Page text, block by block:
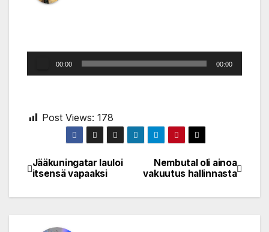
Player
00:00 00:00
Post Views: 178
Post
navigation
Nembutal oli ainoa
vakuutus hallinnasta
Jääkuningatar lauloi
itsensä vapaaksi